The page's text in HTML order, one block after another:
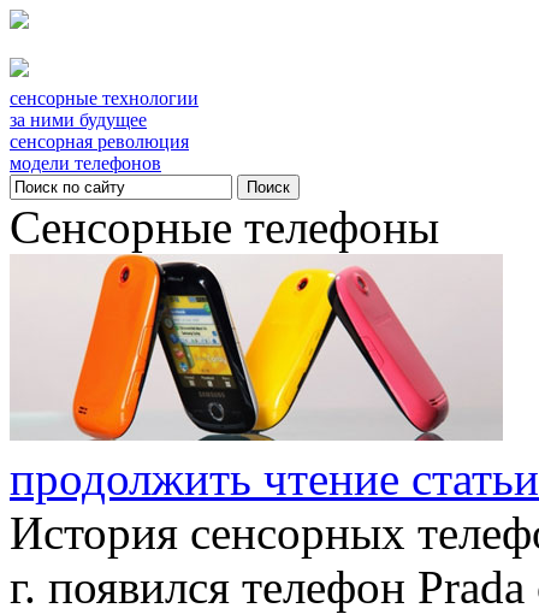
сенсорные технологии
за ними будущее
сенсорная революция
модели телефонов
Сенсорные телефоны
продолжить чтение
История сенсорных
г. появился телефон